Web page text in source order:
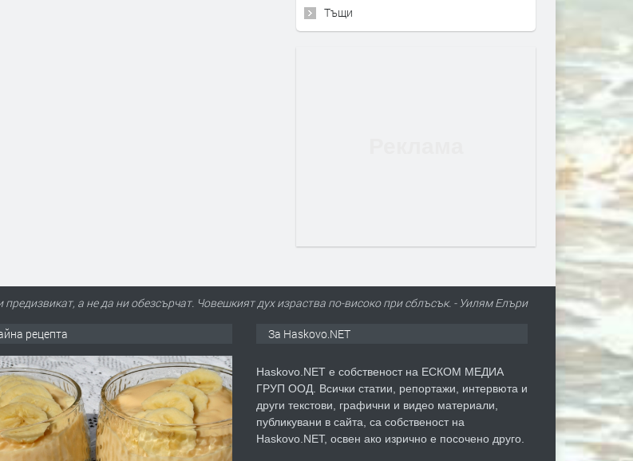
Тъщи
предизвикат, а не да ни обезсърчат. Човешкият дух израства по-високо при сблъсък. - Уилям Елъри
рецепта За Haskovo.NET
Haskovo.NET е собственост на ЕСКОМ МЕДИА
ГРУП ООД. Всички статии, репортажи, интервюта и
други текстови, графични и видео материали,
публикувани в сайта, са собственост на
Haskovo.NET, освен ако изрично е посочено друго.